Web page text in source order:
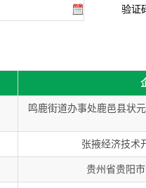
验证
鸣鹿街道办事处鹿邑县状
张掖经济技术
贵州省贵阳